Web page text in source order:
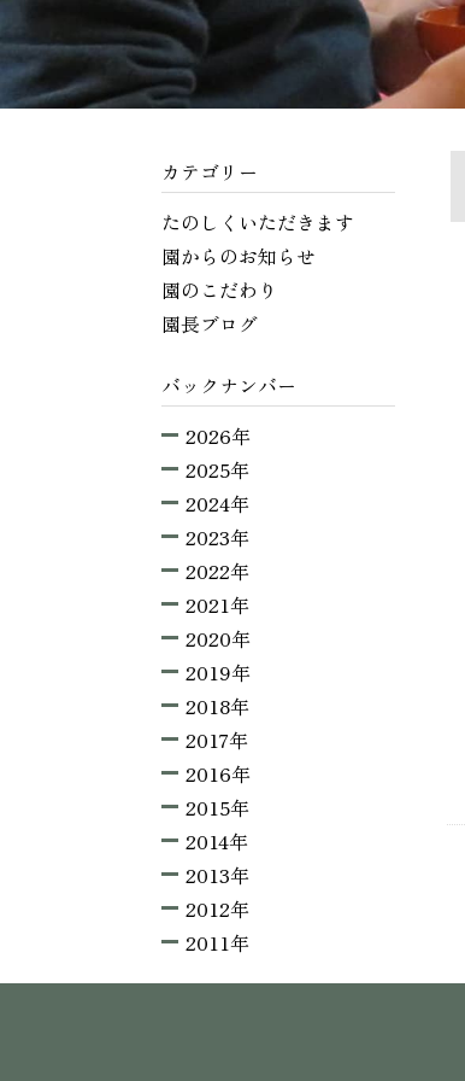
カテゴリー
たのしくいただきます
園からのお知らせ
園のこだわり
園長ブログ
バックナンバー
2026年
2025年
2024年
2023年
2022年
2021年
2020年
2019年
2018年
2017年
2016年
2015年
2014年
2013年
2012年
2011年